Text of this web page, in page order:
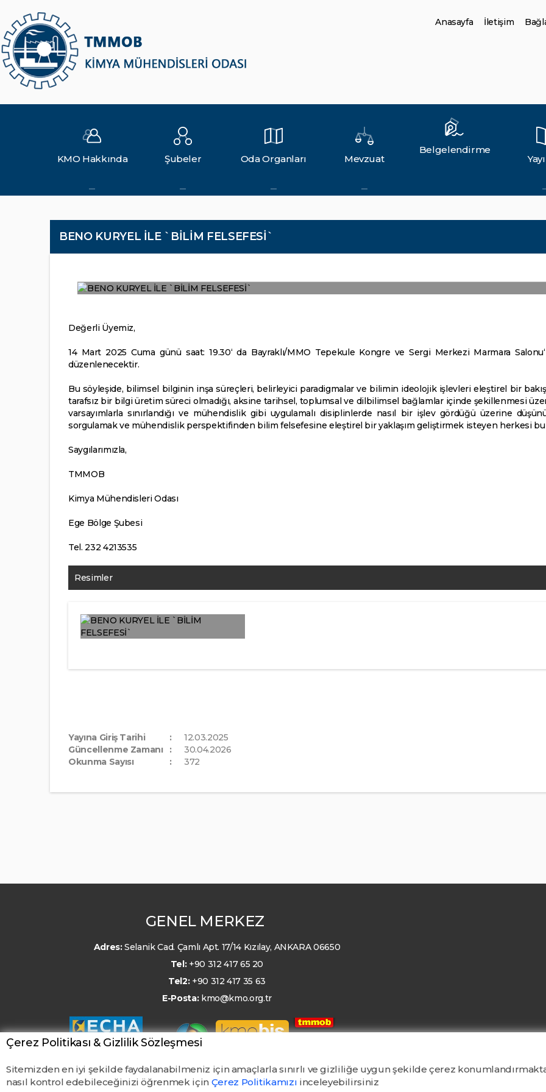
Anasayfa İletişim
KMO Hakkında Şubeler Oda Organları Mevzuat
Belgelendirme
BENO KURYEL İLE `BİLİM FELSEFESİ`
Değerli Üyemiz,
14 Mart 2025 Cuma günü saat: 19.30‘ da Bayraklı/MMO Tepekule Kongre ve Sergi Merkezi Marmara
düzenlenecektir.
Bu söyleşide, bilimsel bilginin inşa süreçleri, belirleyici paradigmalar ve bilimin ideolojik işlevleri eleştirel bir bakış
tarafsız bir bilgi üretim süreci olmadığı, aksine tarihsel, toplumsal ve dilbilimsel bağlamlar içinde şekillenmesi
varsayımlarla sınırlandığı ve mühendislik gibi uygulamalı disiplinlerde nasıl bir işlev gördüğü üzerine
sorgulamak ve mühendislik perspektifinden bilim felsefesine eleştirel bir yaklaşım geliştirmek isteyen herkesi bu
Saygılarımızla,
TMMOB
Kimya Mühendisleri Odası
Ege Bölge Şubesi
Tel. 232 4213535
Resimler
Yayına Giriş Tarihi
12.03.2025
Güncellenme Zamanı
30.04.2026
Okunma Sayısı
372
GENEL MERKEZ
Adres:Selanik Cad. Çamlı Apt. 17/14 Kızılay, ANKARA 06650
Tel: +90 312 417 65 20
Tel2: +90 312 417 35 63
E-Posta: kmo@kmo.org.tr
Çerez Politikası & Gizlilik Sözleşmesi
Sitemizden en iyi şekilde faydalanabilmeniz için amaçlarla sınırlı ve gizliliğe uygun şekilde çerez
nasıl kontrol edebileceğinizi öğrenmek için Çerez Politikamızı inceleyebilirsiniz